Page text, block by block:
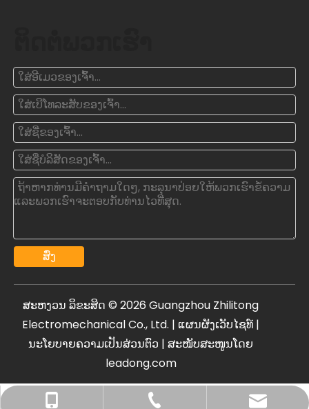
+86- 18011959092
+86-20-81600135
oxq@electricaltest.com .cn
ສົ່ງ
ສະຫງວນ ລິຂະສິດ © 2026 Guangzhou Zhilitong
Electromechanical Co., Ltd. | ແຜນຜັງເວັບໄຊທ໌ |
ນະ​ໂຍ​ບາຍ​ຄວາມ​ເປັນ​ສ່ວນ​ຕົວ | ສະໜັບສະໜູນໂດຍ
leadong.com